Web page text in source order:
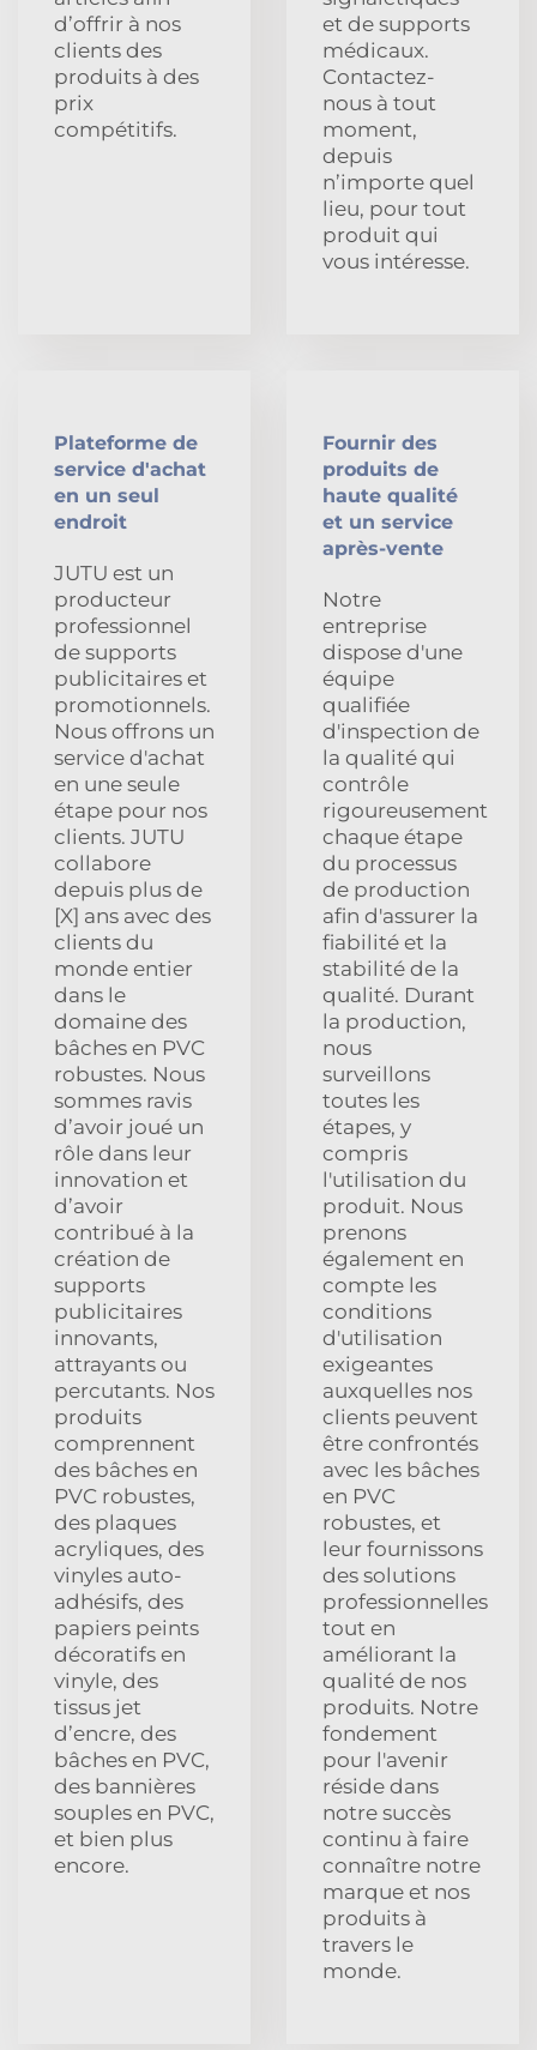
d’offrir à nos
clients des
produits à des
prix
compétitifs.
et de supports
médicaux.
Contactez-
nous à tout
moment,
depuis
n’importe quel
lieu, pour tout
produit qui
vous intéresse.
Plateforme de
service d'achat
en un seul
endroit
JUTU est un
producteur
professionnel
de supports
publicitaires et
promotionnels.
Nous offrons un
service d'achat
en une seule
étape pour nos
clients. JUTU
collabore
depuis plus de
[X] ans avec des
clients du
monde entier
dans le
domaine des
bâches en PVC
robustes. Nous
sommes ravis
d’avoir joué un
rôle dans leur
innovation et
d’avoir
contribué à la
création de
supports
publicitaires
innovants,
attrayants ou
percutants. Nos
produits
comprennent
des bâches en
PVC robustes,
des plaques
acryliques, des
vinyles auto-
adhésifs, des
papiers peints
décoratifs en
vinyle, des
tissus jet
d’encre, des
bâches en PVC,
des bannières
souples en PVC,
et bien plus
encore.
Fournir des
produits de
haute qualité
et un service
après-vente
Notre
entreprise
dispose d'une
équipe
qualifiée
d'inspection de
la qualité qui
contrôle
rigoureusement
chaque étape
du processus
de production
afin d'assurer la
fiabilité et la
stabilité de la
qualité. Durant
la production,
nous
surveillons
toutes les
étapes, y
compris
l'utilisation du
produit. Nous
prenons
également en
compte les
conditions
d'utilisation
exigeantes
auxquelles nos
clients peuvent
être confrontés
avec les bâches
en PVC
robustes, et
leur fournissons
des solutions
professionnelles
tout en
améliorant la
qualité de nos
produits. Notre
fondement
pour l'avenir
réside dans
notre succès
continu à faire
connaître notre
marque et nos
produits à
travers le
monde.